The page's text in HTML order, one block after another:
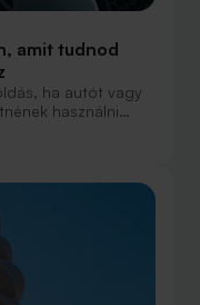
amit tudnod
ha autót vagy
használni
fizetniük.
találkozol.